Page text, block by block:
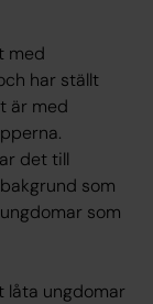
med
har ställt
är med
det till
som
som
låta ungdomar